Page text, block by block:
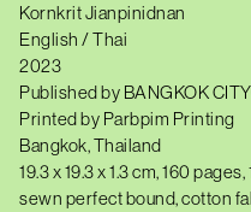
Kornkrit Jianpinidnan
English / Thai
2023
Published by BANGKOK
Printed by Parbpim Printing
Bangkok, Thailand
19.3 x 19.3 x 1.3 cm, 160
sewn perfect bound, cotton